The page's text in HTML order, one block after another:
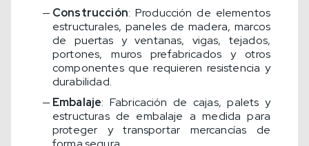
Construcción: Producción de elementos
estructurales, paneles de madera, marcos
de puertas y ventanas, vigas, tejados,
portones, muros prefabricados y otros
componentes que requieren resistencia y
durabilidad.
Embalaje: Fabricación de cajas, palets y
estructuras de embalaje a medida para
proteger y transportar mercancías de